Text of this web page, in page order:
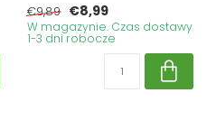
€9,89 €8,99
W magazynie. Czas dostawy
1-3 dni robocze